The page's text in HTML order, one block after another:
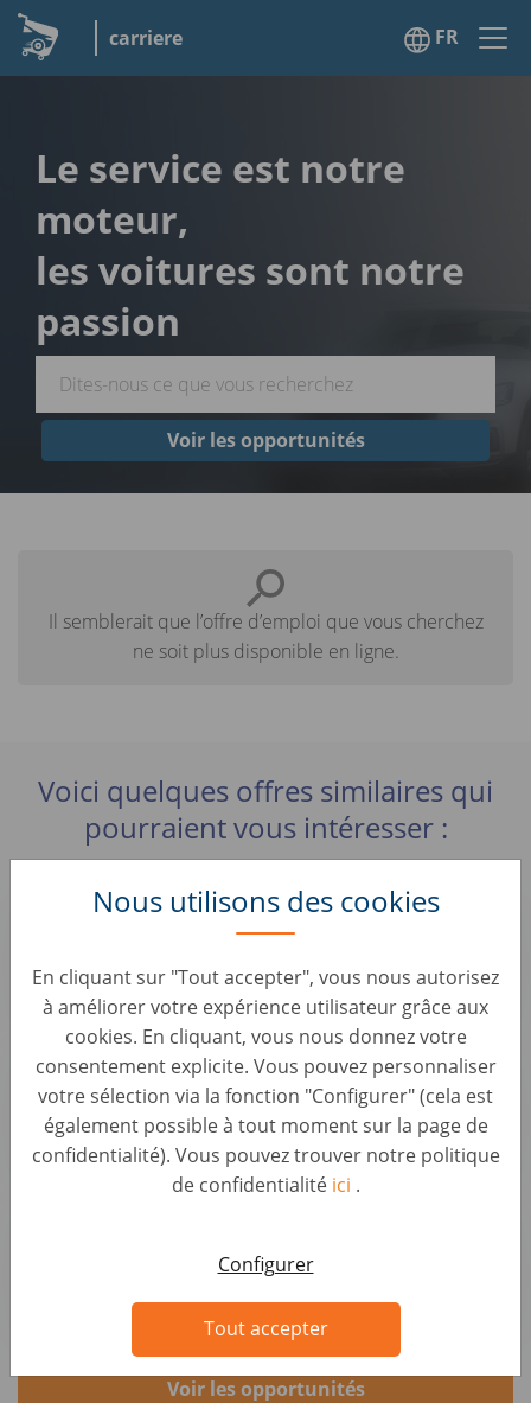
carriere FR
Nous utilisons des cookies
En cliquant sur "Tout accepter", vous nous autorisez
à améliorer votre expérience utilisateur grâce aux
cookies. En cliquant, vous nous donnez votre
consentement explicite. Vous pouvez personnaliser
votre sélection via la fonction "Configurer" (cela est
également possible à tout moment sur la page de
confidentialité). Vous pouvez trouver notre politique
de confidentialité ici .
Configurer
Tout accepter
Le service est notre
moteur,
les voitures sont notre
passion
Voir les opportunités
Il semblerait que l’offre d’emploi que vous cherchez
ne soit plus disponible en ligne.
Voici quelques offres similaires qui
pourraient vous intéresser :
Sachbearbeiter Ankaufsmanagement (B2B)
Backoffice & Operational Roles • Germany, Berlin
AUTO1 Group
Mitarbeiter B2B Fahrzeugkoordination (d/m/w)
- Homeoffice
Backoffice & Operational Roles • Germany, Berlin
AUTO1 Group
Backoffice & Operational Roles • Germany, Berlin
Voir les opportunités